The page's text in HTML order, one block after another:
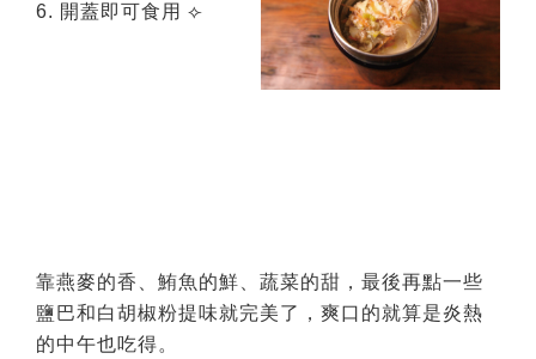
6. 開蓋即可食用 ⟣
靠燕麥的香、鮪魚的鮮、蔬菜的甜，最後再點一些
鹽巴和白胡椒粉提味就完美了，爽口的就算是炎熱
的中午也吃得。